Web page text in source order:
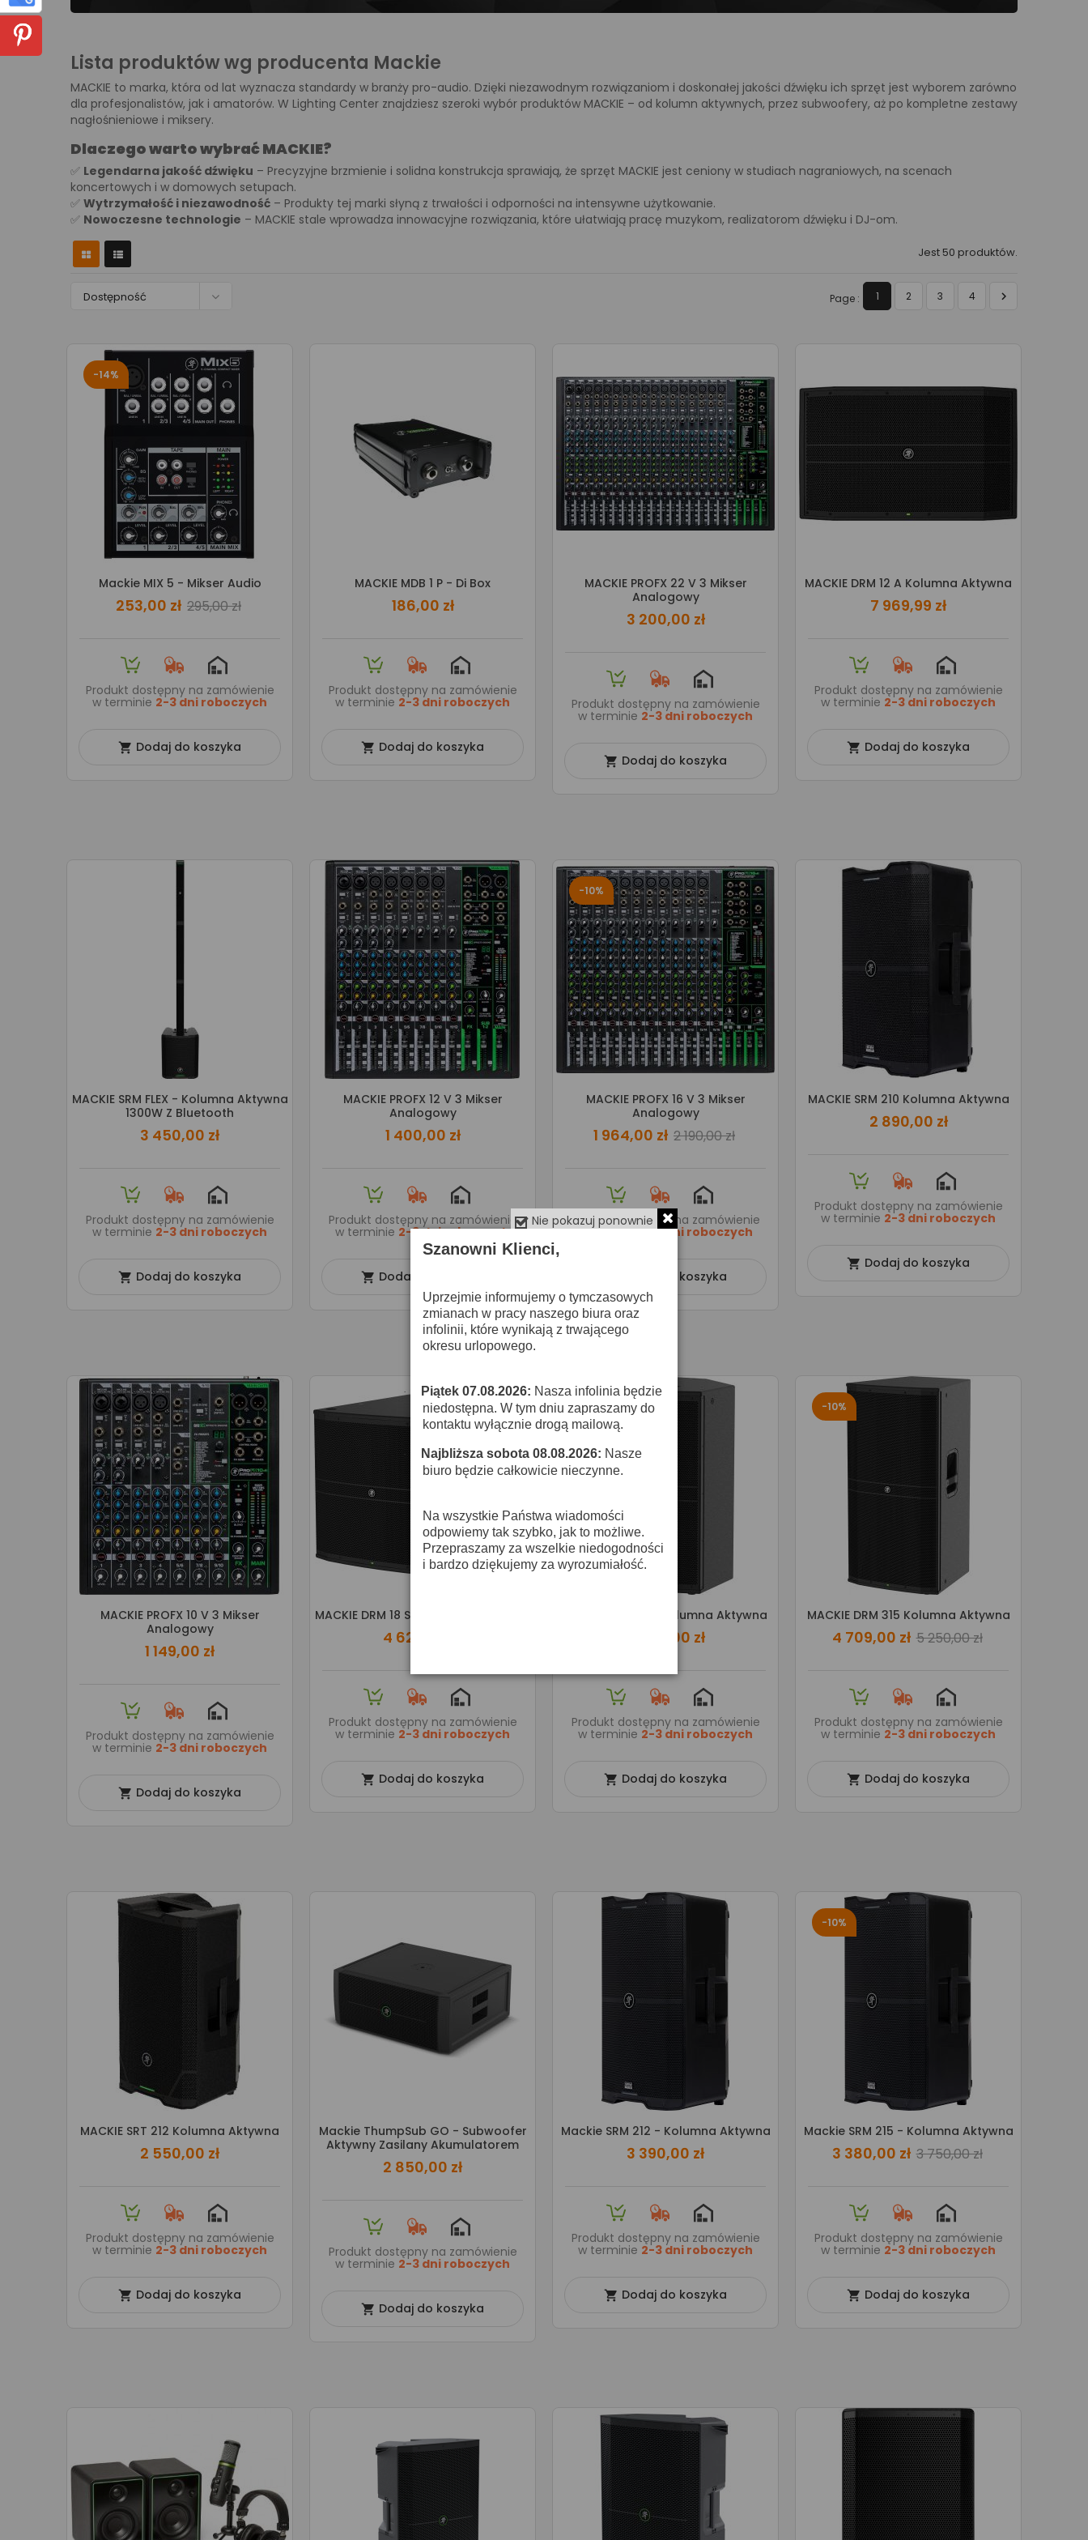
Lista produktów wg producenta Mackie
MACKIE to marka, która od lat wyznacza standardy w branży pro-audio. Dzięki niezawodnym rozwiązaniom i doskonałej jakości dźwięku ich sprzęt jest wyborem zarówno
dla profesjonalistów, jak i amatorów. W Lighting Center znajdziesz szeroki wybór produktów MACKIE – od kolumn aktywnych, przez subwoofery, aż po kompletne zestawy
nagłośnieniowe i miksery.
Dlaczego warto wybrać MACKIE?
✅ Legendarna jakość dźwięku – Precyzyjne brzmienie i solidna konstrukcja sprawiają, że sprzęt MACKIE jest ceniony w studiach nagraniowych, na scenach
koncertowych i w domowych setupach.
✅ Wytrzymałość i niezawodność – Produkty tej marki słyną z trwałości i odporności na intensywne użytkowanie.
✅ Nowoczesne technologie – MACKIE stale wprowadza innowacyjne rozwiązania, które ułatwiają pracę muzykom, realizatorom dźwięku i DJ-om.
Jest 50 produktów.
Dostępność  Page : 1 2 3 4 
-14%
Mackie MIX 5 - Mikser Audio
253,00 zł 295,00 zł
Produkt dostępny na zamówienie
w terminie 2-3 dni roboczych
 Dodaj do koszyka
MACKIE MDB 1 P - Di Box
186,00 zł
Produkt dostępny na zamówienie
w terminie 2-3 dni roboczych
 Dodaj do koszyka
MACKIE PROFX 22 V 3 Mikser
Analogowy
3 200,00 zł
Produkt dostępny na zamówienie
w terminie 2-3 dni roboczych
 Dodaj do koszyka
MACKIE DRM 12 A Kolumna Aktywna
7 969,99 zł
Produkt dostępny na zamówienie
w terminie 2-3 dni roboczych
 Dodaj do koszyka
MACKIE SRM FLEX - Kolumna Aktywna
1300W Z Bluetooth
3 450,00 zł
Produkt dostępny na zamówienie
w terminie 2-3 dni roboczych
 Dodaj do koszyka
MACKIE PROFX 12 V 3 Mikser
Analogowy
1 400,00 zł
Produkt dostępny na zamówienie
w terminie 2-3 dni roboczych
 Dodaj do koszyka
-10%
MACKIE PROFX 16 V 3 Mikser
Analogowy
1 964,00 zł 2 190,00 zł
Produkt dostępny na zamówienie
w terminie2-3 dni roboczych
Dodaj do koszyka
MACKIE SRM 210 Kolumna Aktywna
2 890,00 zł
Produkt dostępny na zamówienie
w terminie 2-3 dni roboczych
 Dodaj do koszyka
MACKIE PROFX 10 V 3 Mikser
Analogowy
1 149,00 zł
Produkt dostępny na zamówienie
w terminie 2-3 dni roboczych
 Dodaj do koszyka
MACKIE DRM 18 S Subwoofer Aktywny
4 620,00 zł
Produkt dostępny na zamówienie
w terminie 2-3 dni roboczych
 Dodaj do koszyka
MACKIE DRM 215 Kolumna Aktywna
3 690,00 zł
Produkt dostępny na zamówienie
w terminie 2-3 dni roboczych
 Dodaj do koszyka
-10%
MACKIE DRM 315 Kolumna Aktywna
4 709,00 zł 5 250,00 zł
Produkt dostępny na zamówienie
w terminie 2-3 dni roboczych
 Dodaj do koszyka
MACKIE SRT 212 Kolumna Aktywna
2 550,00 zł
Produkt dostępny na zamówienie
w terminie 2-3 dni roboczych
 Dodaj do koszyka
Mackie ThumpSub GO - Subwoofer
Aktywny Zasilany Akumulatorem
2 850,00 zł
Produkt dostępny na zamówienie
w terminie 2-3 dni roboczych
 Dodaj do koszyka
Mackie SRM 212 - Kolumna Aktywna
3 390,00 zł
Produkt dostępny na zamówienie
w terminie 2-3 dni roboczych
 Dodaj do koszyka
-10%
Mackie SRM 215 - Kolumna Aktywna
3 380,00 zł 3 750,00 zł
Produkt dostępny na zamówienie
w terminie 2-3 dni roboczych
 Dodaj do koszyka
Nie pokazuj ponownie
Szanowni Klienci,
Uprzejmie informujemy o tymczasowych
zmianach w pracy naszego biura oraz
infolinii, które wynikają z trwającego
okresu urlopowego.
· Piątek 07.08.2026: Nasza infolinia będzie
niedostępna. W tym dniu zapraszamy do
kontaktu wyłącznie drogą mailową.
· Najbliższa sobota 08.08.2026: Nasze
biuro będzie całkowicie nieczynne.
Na wszystkie Państwa wiadomości
odpowiemy tak szybko, jak to możliwe.
Przepraszamy za wszelkie niedogodności
i bardzo dziękujemy za wyrozumiałość.